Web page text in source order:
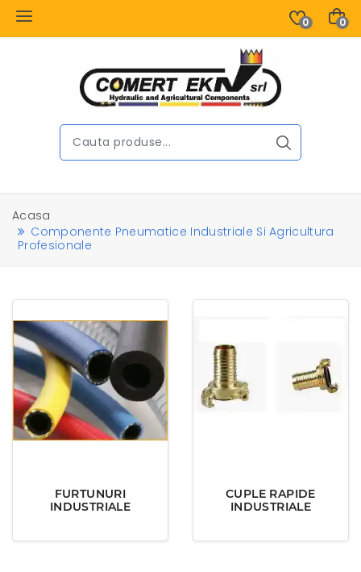
0 0
Acasa
Componente Pneumatice Industriale Si Agricultura
Profesionale
FURTUNURI
INDUSTRIALE
CUPLE RAPIDE
INDUSTRIALE